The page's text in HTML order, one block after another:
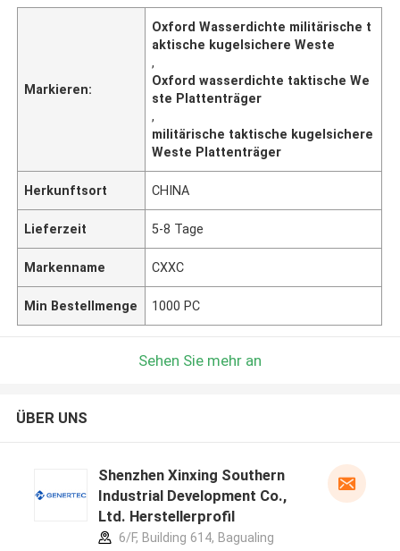
Markieren:
Oxford Wasserdichte militärische t
aktische kugelsichere Weste
,
Oxford wasserdichte taktische We
ste Plattenträger
,
militärische taktische kugelsichere
Weste Plattenträger
Herkunftsort CHINA
Lieferzeit 5-8 Tage
Markenname CXXC
Min Bestellmenge 1000 PC
Sehen Sie mehr an
ÜBER UNS
Shenzhen Xinxing Southern
Industrial Development Co.,
Ltd. Herstellerprofil
6/F, Building 614, Bagualing